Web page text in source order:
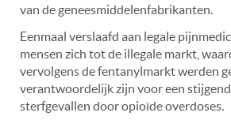
van de geneesmiddelenfabrikanten.
Eenmaal verslaafd aan legale
mensen zich tot de illegale markt,
vervolgens de fentanylmarkt werden
verantwoordelijk zijn voor een
sterfgevallen door opioïde overdoses.